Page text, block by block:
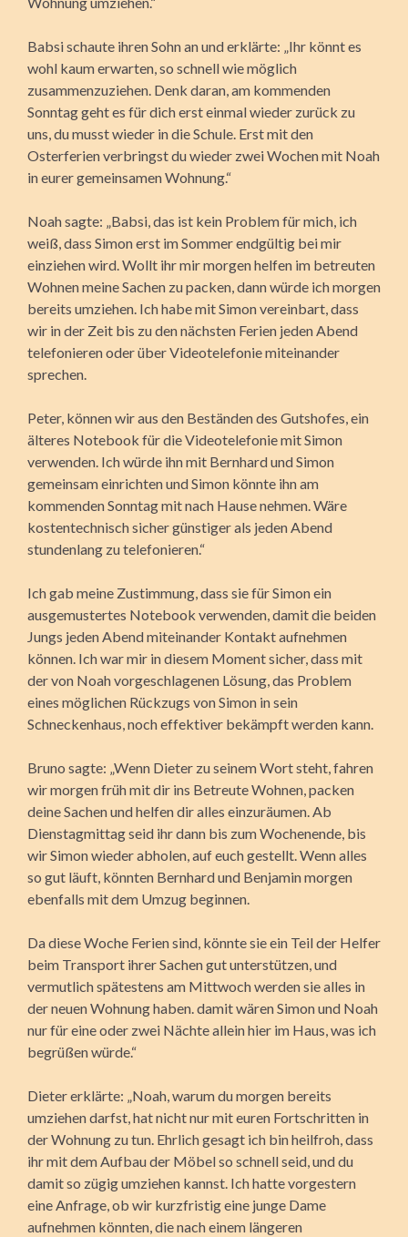
Babsi schaute ihren Sohn an und erklärte: „Ihr könnt es
wohl kaum erwarten, so schnell wie möglich
zusammenzuziehen. Denk daran, am kommenden
Sonntag geht es für dich erst einmal wieder zurück zu
uns, du musst wieder in die Schule. Erst mit den
Osterferien verbringst du wieder zwei Wochen mit Noah
in eurer gemeinsamen Wohnung.“
Noah sagte: „Babsi, das ist kein Problem für mich, ich
weiß, dass Simon erst im Sommer endgültig bei mir
einziehen wird. Wollt ihr mir morgen helfen im betreuten
Wohnen meine Sachen zu packen, dann würde ich morgen
bereits umziehen. Ich habe mit Simon vereinbart, dass
wir in der Zeit bis zu den nächsten Ferien jeden Abend
telefonieren oder über Videotelefonie miteinander
sprechen.
Peter, können wir aus den Beständen des Gutshofes, ein
älteres Notebook für die Videotelefonie mit Simon
verwenden. Ich würde ihn mit Bernhard und Simon
gemeinsam einrichten und Simon könnte ihn am
kommenden Sonntag mit nach Hause nehmen. Wäre
kostentechnisch sicher günstiger als jeden Abend
stundenlang zu telefonieren.“
Ich gab meine Zustimmung, dass sie für Simon ein
ausgemustertes Notebook verwenden, damit die beiden
Jungs jeden Abend miteinander Kontakt aufnehmen
können. Ich war mir in diesem Moment sicher, dass mit
der von Noah vorgeschlagenen Lösung, das Problem
eines möglichen Rückzugs von Simon in sein
Schneckenhaus, noch effektiver bekämpft werden kann.
Bruno sagte: „Wenn Dieter zu seinem Wort steht, fahren
wir morgen früh mit dir ins Betreute Wohnen, packen
deine Sachen und helfen dir alles einzuräumen. Ab
Dienstagmittag seid ihr dann bis zum Wochenende, bis
wir Simon wieder abholen, auf euch gestellt. Wenn alles
so gut läuft, könnten Bernhard und Benjamin morgen
ebenfalls mit dem Umzug beginnen.
Da diese Woche Ferien sind, könnte sie ein Teil der Helfer
beim Transport ihrer Sachen gut unterstützen, und
vermutlich spätestens am Mittwoch werden sie alles in
der neuen Wohnung haben. damit wären Simon und Noah
nur für eine oder zwei Nächte allein hier im Haus, was ich
begrüßen würde.“
Dieter erklärte: „Noah, warum du morgen bereits
umziehen darfst, hat nicht nur mit euren Fortschritten in
der Wohnung zu tun. Ehrlich gesagt ich bin heilfroh, dass
ihr mit dem Aufbau der Möbel so schnell seid, und du
damit so zügig umziehen kannst. Ich hatte vorgestern
eine Anfrage, ob wir kurzfristig eine junge Dame
aufnehmen könnten, die nach einem längeren